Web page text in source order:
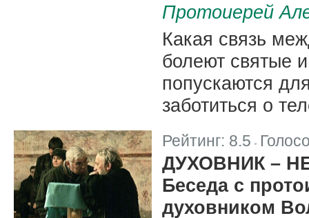
Протоиерей
Какая связь
болеют святые
попускаются
заботиться о
Рейтинг: 8.5
ДУХОВНИК –
Беседа с
духовником